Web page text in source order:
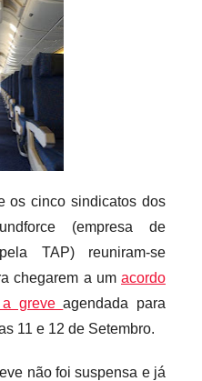
r
p
r
e
c
a
i
o
s
i
os cinco sindicatos dos
(empresa de
TAP) reuniram-se
chegarem a um acordo
a greveagendada para
11 e 12 de Setembro.
não foi suspensa e já